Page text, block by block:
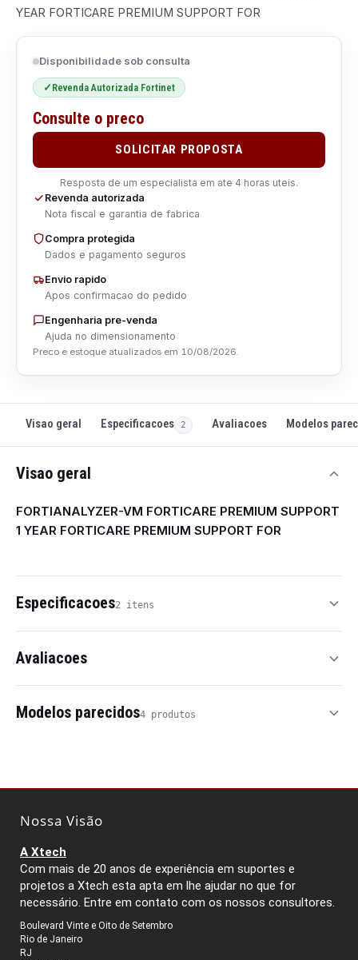
YEAR FORTICARE PREMIUM SUPPORT FOR
Disponibilidade sob consulta
✓ Revenda Autorizada Fortinet
Consulte o preco
SOLICITAR PROPOSTA
Resposta de um especialista em ate 4 horas uteis.
Revenda autorizada
Nota fiscal e garantia de fabrica
Compra protegida
Dados e pagamento seguros
Envio rapido
Apos confirmacao do pedido
Engenharia pre-venda
Ajuda no dimensionamento
Preco e estoque atualizados em 10/08/2026.
Visao geral Especificacoes 2 Avaliacoes Modelos
Visao geral
FORTIANALYZER-VM FORTICARE PREMIUM SUPPORT
1 YEAR FORTICARE PREMIUM SUPPORT FOR
Especificacoes2 itens
Avaliacoes
Modelos parecidos4 produtos
Nossa Visão
A Xtech
Com mais de 20 anos de experiência em suportes e
projetos a Xtech esta apta em lhe ajudar no que for
necessário. Entre em contato com os nossos consultores.
Boulevard Vinte e Oito de Setembro
Rio de Janeiro
RJ